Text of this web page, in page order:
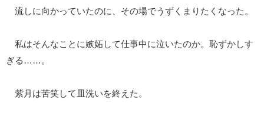
流しに向かっていたのに、その場でうずくまりたくなった。
私はそんなことに嫉妬して仕事中に泣いたのか。恥ずかしす
ぎる……。
紫月は苦笑して皿洗いを終えた。